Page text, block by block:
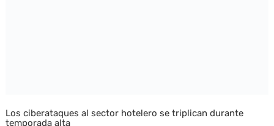
Los ciberataques al sector hotelero se triplican durante
temporada alta